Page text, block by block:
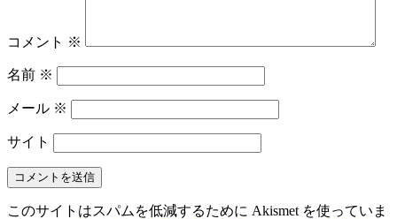
コメント ※
名前 ※
メール ※
サイト
このサイトはスパムを低減するために Akismet を使っていま